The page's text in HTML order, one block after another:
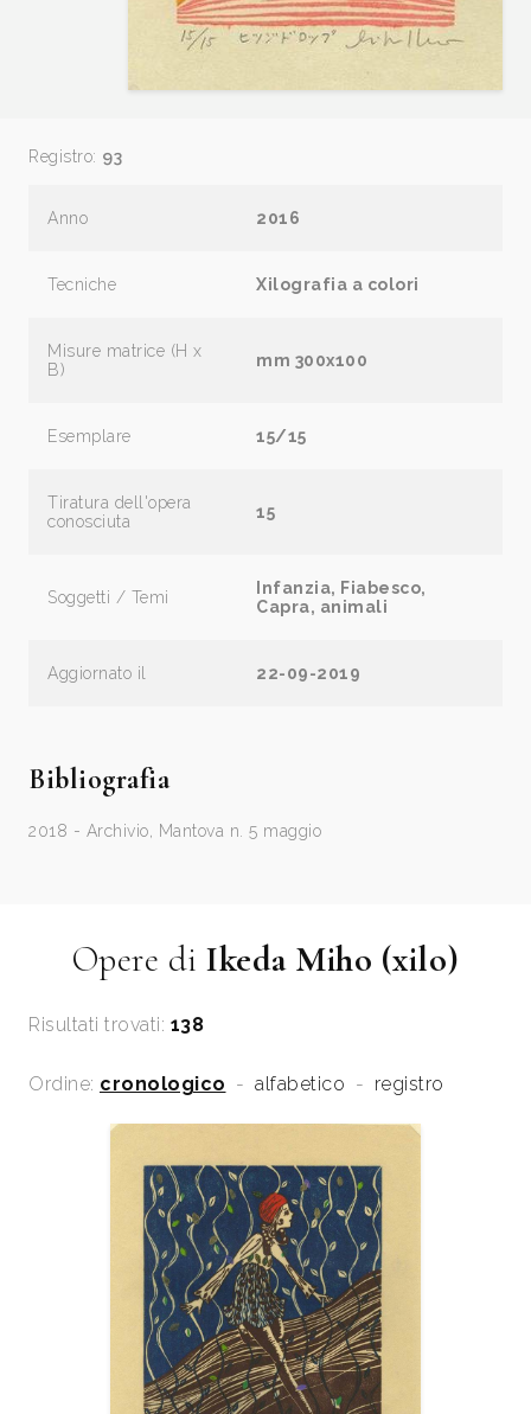
Registro: 93
Anno 2016
Tecniche Xilografia a colori
Misure matrice (H x
B)
mm 300x100
Esemplare 15/15
Tiratura dell'opera
conosciuta
15
Soggetti / Temi
Infanzia, Fiabesco,
Capra, animali
Aggiornato il 22-09-2019
Bibliografia
2018 - Archivio, Mantova n. 5 maggio
Opere di Ikeda Miho (xilo)
Risultati trovati: 138
Ordine: cronologico - alfabetico - registro